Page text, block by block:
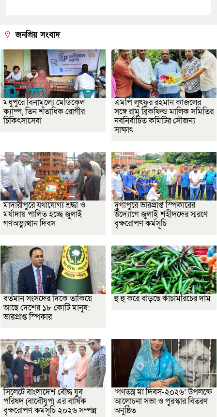
জনপ্রিয় সংবাদ
মধুপুরে বিনামূল্যে মেডিকেল
ক্যাম্প, তিন শতাধিক রোগীর
চিকিৎসাসেবা
এমপি লুৎফুর রহমান কাজলের
সঙ্গে রামু ব্রিকফিল্ড মালিক সমিতির
নবনির্বাচিত কমিটির সৌজন্য
সাক্ষাৎ
মাদারীপুরে যথাযোগ্য শ্রদ্ধা ও
মর্যাদায় পালিত হচ্ছে জুলাই
গণঅভ্যুত্থান দিবস
দুর্গাপুরে ভারপ্রাপ্ত স্পিকারের
উদ্যোগে জুলাই শহীদদের স্মরণে
বৃক্ষরোপণ কর্মসূচি
বর্তমান সংসদের দিকে তাকিয়ে
আছে দেশের ১৮ কোটি মানুষ:
ভারপ্রাপ্ত স্পিকার
হু হু করে বাড়ছে কাঁচামরিচের দাম
সিলেটে বাংলাদেশ বৌদ্ধ যুব
পরিষদ (বাবৌযুপ) এর বার্ষিক
বৃক্ষরোপণ কর্মসূচি ২০২৬ সম্পন্ন
‘গণতন্ত্র মা দিবস-২০২৬’ উপলক্ষে
আলোচনা সভা ও পুরস্কার বিতরণ
অনুষ্ঠিত